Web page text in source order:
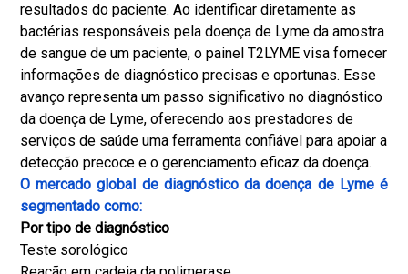
resultados do paciente. Ao identificar diretamente as
bactérias responsáveis pela doença de Lyme da amostra
de sangue de um paciente, o painel T2LYME visa fornecer
informações de diagnóstico precisas e oportunas. Esse
avanço representa um passo significativo no diagnóstico
da doença de Lyme, oferecendo aos prestadores de
serviços de saúde uma ferramenta confiável para apoiar a
detecção precoce e o gerenciamento eficaz da doença.
O mercado global de diagnóstico da doença de Lyme é
segmentado como:
Por tipo de diagnóstico
Teste sorológico